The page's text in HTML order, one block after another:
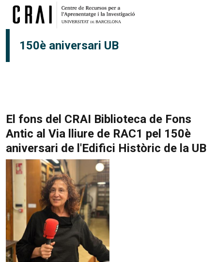
Vés al contingut
150è aniversari UB
El fons del CRAI Biblioteca de Fons
Antic al Via lliure de RAC1 pel 150è
aniversari de l'Edifici Històric de la UB